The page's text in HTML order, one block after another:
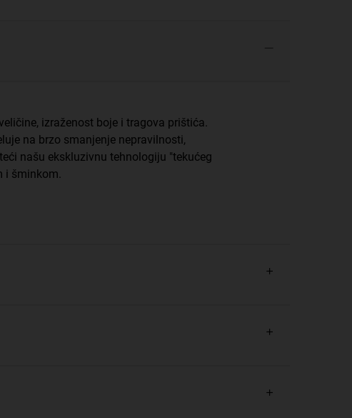
izraženost boje i tragova prištića.
na brzo smanjenje nepravilnosti,
našu ekskluzivnu tehnologiju "tekućeg
i šminkom.